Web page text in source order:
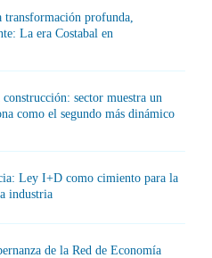
transformación profunda,
La era Costabal en
sector muestra un
como el segundo más dinámico
Ley I+D como cimiento para la
industria
de la Red de Economía